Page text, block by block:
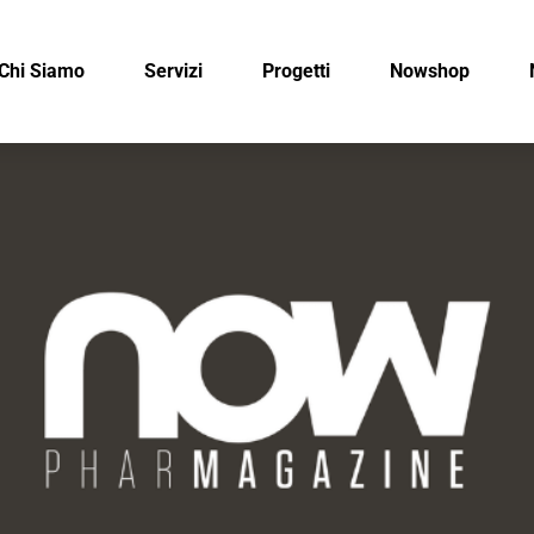
Siamo Servizi Progetti Nowshop